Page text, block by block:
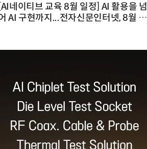
[AI네이티브 교육 8월 일정] AI 활용을 넘
AI 구현까지...전자신문인터넷, 8월 실